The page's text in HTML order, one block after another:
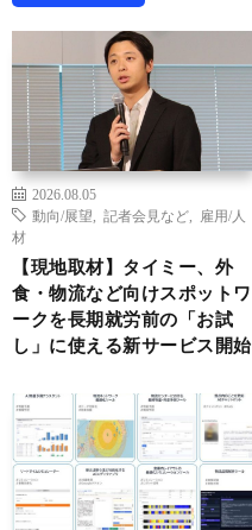
2026.08.05
動向/展望
記者会見など
雇用/人
材
【現地取材】タイミー、外
食・物流など向けスポットワ
ークを長期就労前の「お試
し」に使える新サービス開始